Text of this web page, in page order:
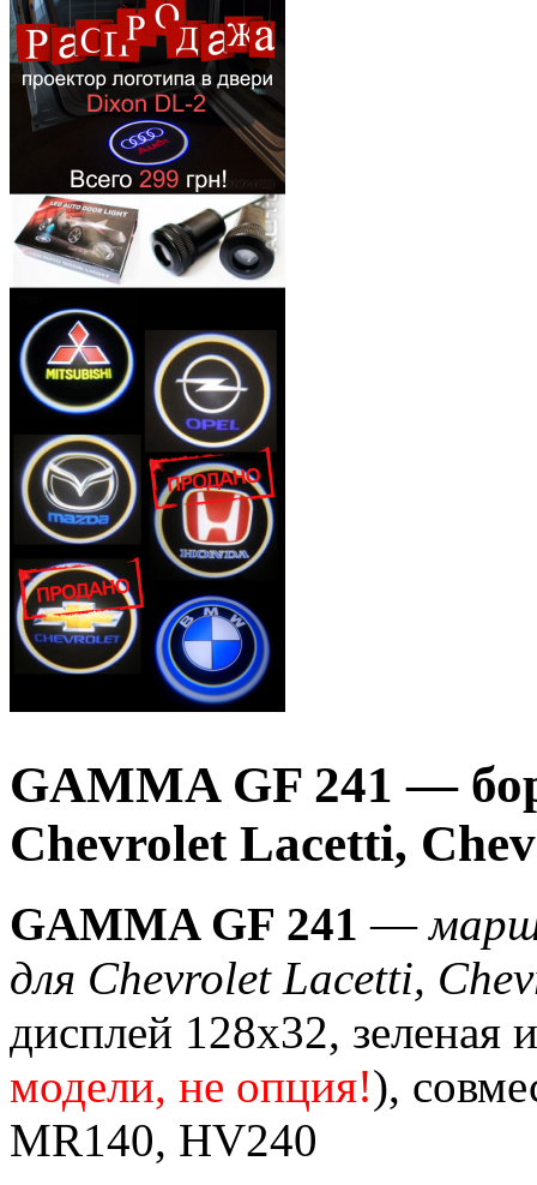
GAMMA GF 241 —
Chevrolet Lacetti,
GAMMA GF 241 —
для Chevrolet Lacetti,
дисплей 128х32, зеленая
модели, не опция!),
MR140, HV240